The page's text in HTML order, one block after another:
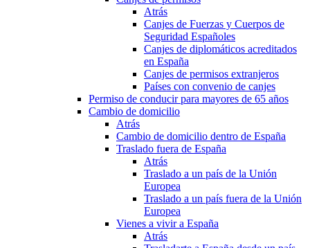
Atrás
Canjes de Fuerzas y Cuerpos de
Seguridad Españoles
Canjes de diplomáticos acreditados
en España
Canjes de permisos extranjeros
Países con convenio de canjes
Permiso de conducir para mayores de 65 años
Cambio de domicilio
Atrás
Cambio de domicilio dentro de España
Traslado fuera de España
Atrás
Traslado a un país de la Unión
Europea
Traslado a un país fuera de la Unión
Europea
Vienes a vivir a España
Atrás